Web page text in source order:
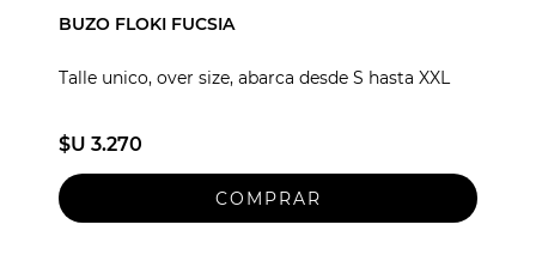
BUZO FLOKI FUCSIA
Talle unico, over size, abarca desde S hasta XXL
$U 3.270